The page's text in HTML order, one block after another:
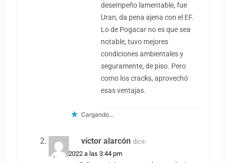
desempeño lamentable, fue
Uran, da pena ajena con el EF.
Lo de Pogacar no es que sea
notable, tuvo mejores
condiciones ambientales y
seguramente, de piso. Pero
como los cracks, aprovechó
esas ventajas.
Cargando...
víctor alarcón dice:
1 julio, 2022 a las 3:44 pm